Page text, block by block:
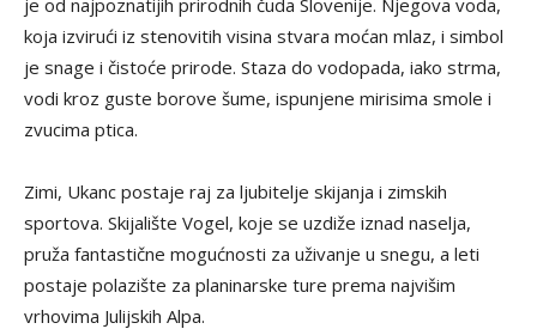
koja izvirući iz stenovitih visina stvara moćan mlaz, i simbol
je snage i čistoće prirode. Staza do vodopada, iako strma,
vodi kroz guste borove šume, ispunjene mirisima smole i
zvucima ptica.
Zimi, Ukanc postaje raj za ljubitelje skijanja i zimskih
sportova. Skijalište Vogel, koje se uzdiže iznad naselja,
pruža fantastične mogućnosti za uživanje u snegu, a leti
postaje polazište za planinarske ture prema najvišim
vrhovima Julijskih Alpa.